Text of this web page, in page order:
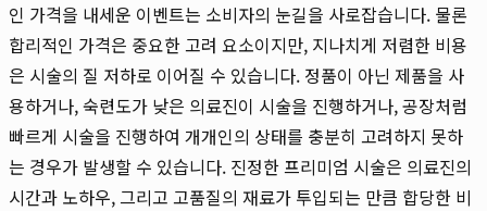
인 가격을 내세운 이벤트는 소비자의 눈길을 사로잡습니다. 물론
합리적인 가격은 중요한 고려 요소이지만, 지나치게 저렴한 비용
은 시술의 질 저하로 이어질 수 있습니다. 정품이 아닌 제품을 사
용하거나, 숙련도가 낮은 의료진이 시술을 진행하거나, 공장처럼
빠르게 시술을 진행하여 개개인의 상태를 충분히 고려하지 못하
는 경우가 발생할 수 있습니다. 진정한 프리미엄 시술은 의료진의
시간과 노하우, 그리고 고품질의 재료가 투입되는 만큼 합당한 비